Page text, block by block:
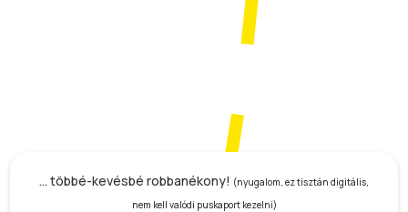
… többé-kevésbé robbanékony! (nyugalom, ez tisztán digitális,
nem kell valódi puskaport kezelni)